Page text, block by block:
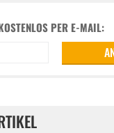
PER E-MAIL: